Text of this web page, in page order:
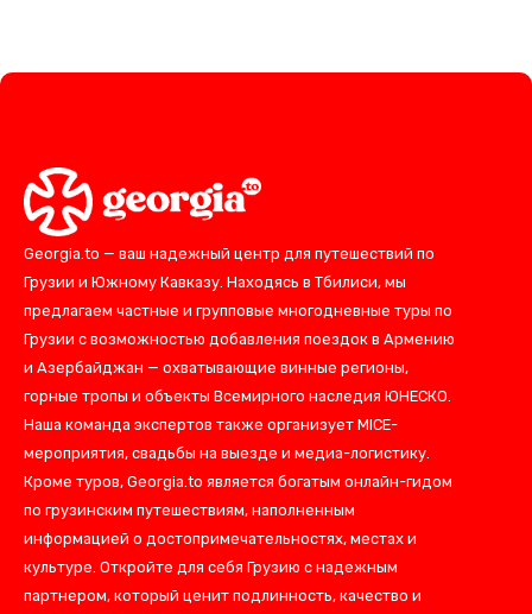
Georgia.to — ваш надежный центр для путешествий по
Грузии и Южному Кавказу. Находясь в Тбилиси, мы
предлагаем частные и групповые многодневные туры по
Грузии с возможностью добавления поездок в Армению
и Азербайджан — охватывающие винные регионы,
горные тропы и объекты Всемирного наследия ЮНЕСКО.
Наша команда экспертов также организует MICE-
мероприятия, свадьбы на выезде и медиа-логистику.
Кроме туров, Georgia.to является богатым онлайн-гидом
по грузинским путешествиям, наполненным
информацией о достопримечательностях, местах и
культуре. Откройте для себя Грузию с надежным
партнером, который ценит подлинность, качество и